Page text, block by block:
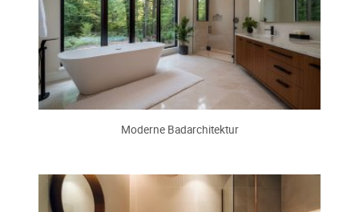
Moderne Badarchitektur